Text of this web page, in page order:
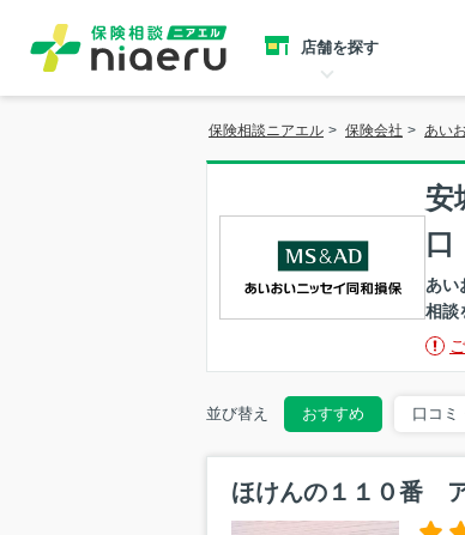
店舗を探す
保険相談ニアエル > 保険会社 > あい
安
あい
相談
並び替え おすすめ 口コミ
ほけんの１１０番